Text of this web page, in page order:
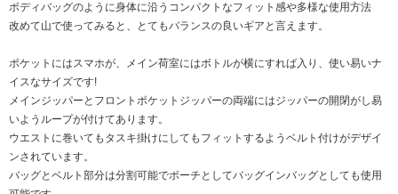
ボディバッグのように身体に沿うコンパクトなフィット感や多様な使用方法
改めて山で使ってみると、とてもバランスの良いギアと言えます。
ポケットにはスマホが、メイン荷室にはボトルが横にすれば入り、使い易いナ
イスなサイズです!
メインジッパーとフロントポケットジッパーの両端にはジッパーの開閉がし易
いようループが付けてあります。
ウエストに巻いてもタスキ掛けにしてもフィットするようベルト付けがデザイ
ンされています。
バッグとベルト部分は分割可能でポーチとしてバッグインバッグとしても使用